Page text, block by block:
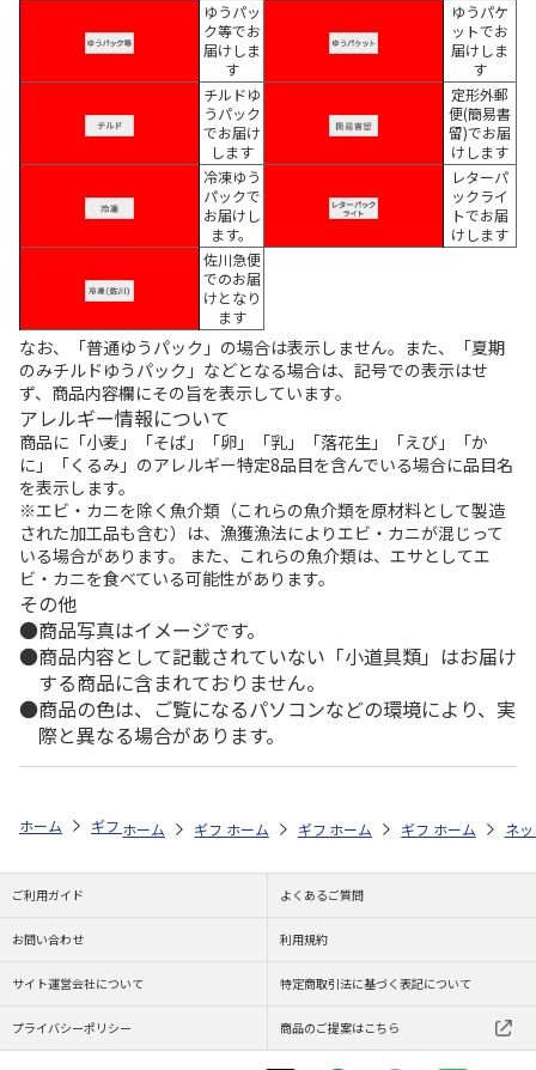
ゆうパッ
ク等でお
届けしま
す
ゆうパケ
ットでお
届けしま
す
チルドゆ
うパック
でお届け
します
定形外郵
便(簡易書
留)でお届
けします
冷凍ゆう
パックで
お届けし
ます。
レターパ
ックライ
トでお届
けします
佐川急便
でのお届
けとなり
ます
なお、「普通ゆうパック」の場合は表示しません。また、「夏期
のみチルドゆうパック」などとなる場合は、記号での表示はせ
ず、商品内容欄にその旨を表示しています。
アレルギー情報について
商品に「小麦」「そば」「卵」「乳」「落花生」「えび」「か
に」「くるみ」のアレルギー特定8品目を含んでいる場合に品目名
を表示します。
※エビ・カニを除く魚介類（これらの魚介類を原材料として製造
された加工品も含む）は、漁獲漁法によりエビ・カニが混じって
いる場合があります。 また、これらの魚介類は、エサとしてエ
ビ・カニを食べている可能性があります。
その他
商品写真はイメージです。
商品内容として記載されていない「小道具類」はお届け
する商品に含まれておりません。
商品の色は、ご覧になるパソコンなどの環境により、実
際と異なる場合があります。
ホーム ギフトストア お中元・夏ギフト特集 2026 ドリンク ＜
ホーム ギフトストア お中元・夏ギフト特集 2026
ホーム ギフトストア お中元・夏ギフト
ホーム ギフトストア お
ホーム ネ
ご利用ガイド よくあるご質問
お問い合わせ 利用規約
サイト運営会社について 特定商取引法に基づく表記について
プライバシーポリシー 商品のご提案はこちら